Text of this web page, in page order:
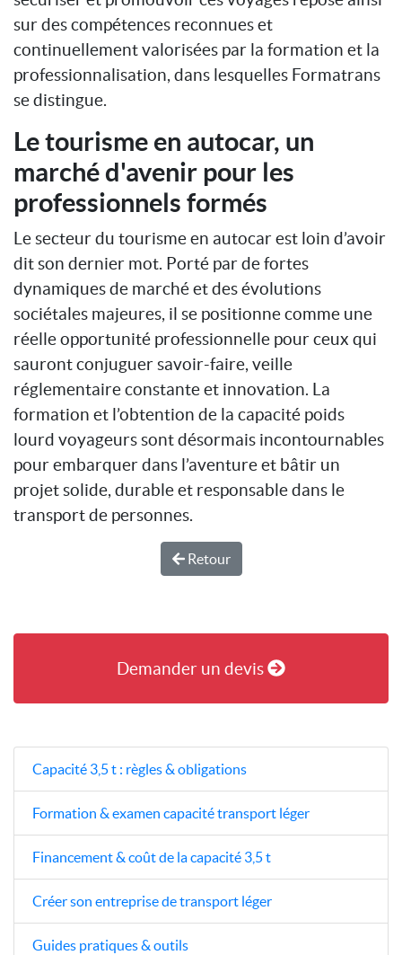
sur des compétences reconnues et
continuellement valorisées par la formation et la
professionnalisation, dans lesquelles Formatrans
se distingue.
Le tourisme en autocar, un
marché d'avenir pour les
professionnels formés
Le secteur du tourisme en autocar est loin d’avoir
dit son dernier mot. Porté par de fortes
dynamiques de marché et des évolutions
sociétales majeures, il se positionne comme une
réelle opportunité professionnelle pour ceux qui
sauront conjuguer savoir-faire, veille
réglementaire constante et innovation. La
formation et l’obtention de la capacité poids
lourd voyageurs sont désormais incontournables
pour embarquer dans l’aventure et bâtir un
projet solide, durable et responsable dans le
transport de personnes.
Retour
Demander un devis
Capacité 3,5 t : règles & obligations
Formation & examen capacité transport léger
Financement & coût de la capacité 3,5 t
Créer son entreprise de transport léger
Guides pratiques & outils